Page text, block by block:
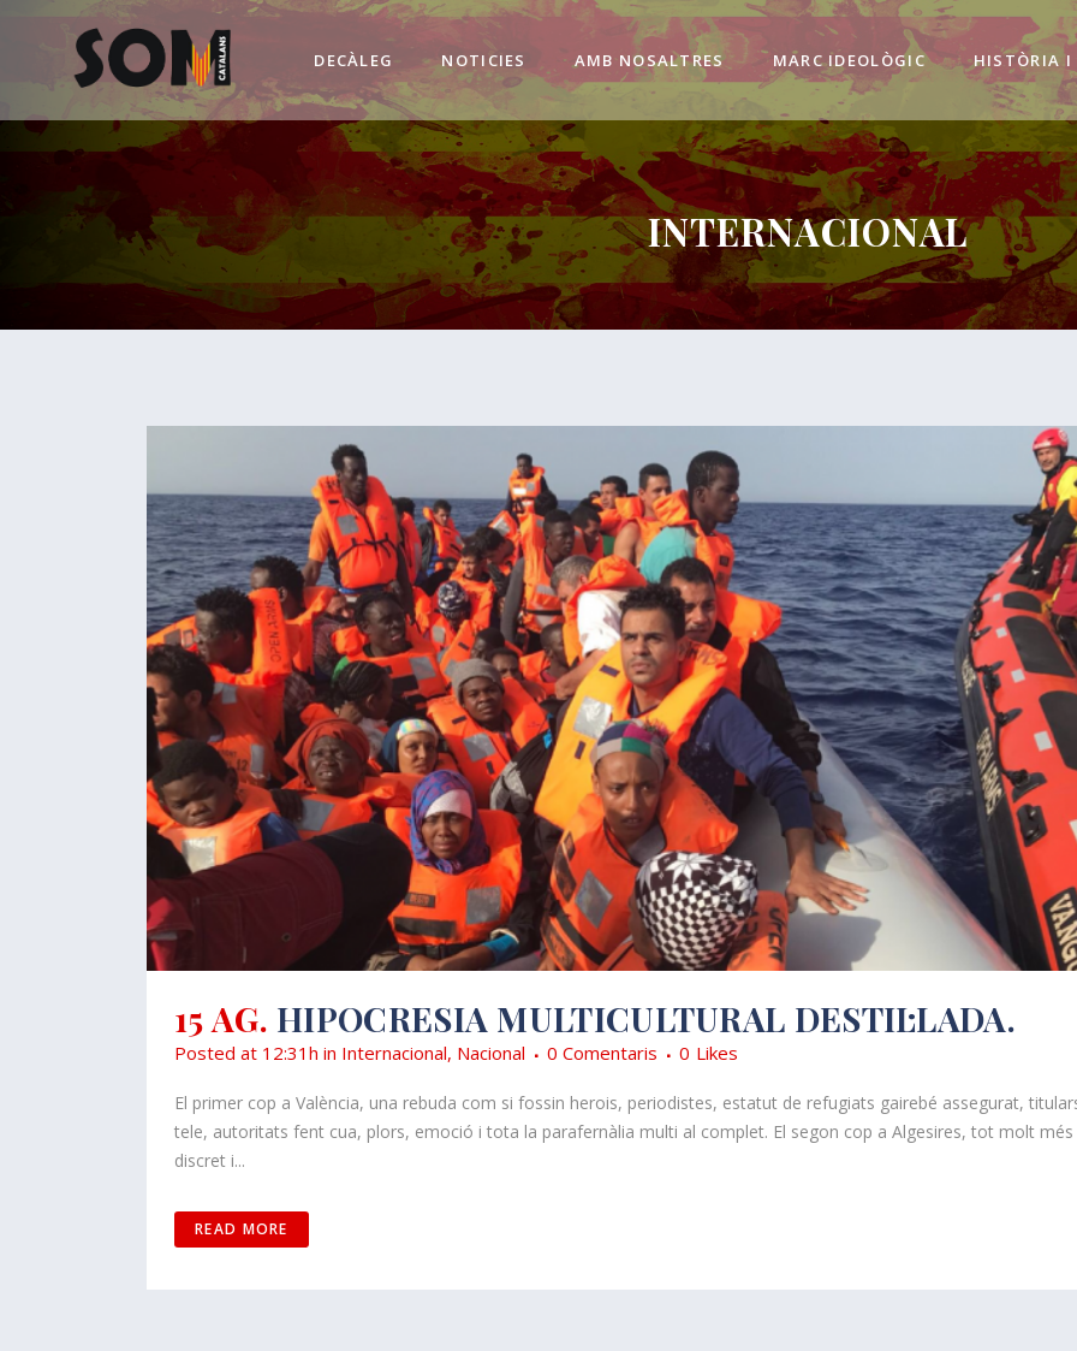
DECÀLEG NOTICIES AMB NOSALTRES MARC IDEOLÒGIC HISTÒRIA I
INTERNACIONAL
15 AG. HIPOCRESIA MULTICULTURAL DESTIL·LADA.
Posted at 12:31h in Internacional, Nacional 0 Comentaris 0 Likes
El primer cop a València, una rebuda com si fossin herois, periodistes, estatut de refugiats gairebé assegurat,
tele, autoritats fent cua, plors, emoció i tota la parafernàlia multi al complet. El segon cop a Algesires, tot molt més
discret i...
READ MORE